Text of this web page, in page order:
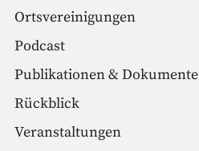
Ortsvereinigungen
Podcast
Publikationen & Dokumente
Rückblick
Veranstaltungen